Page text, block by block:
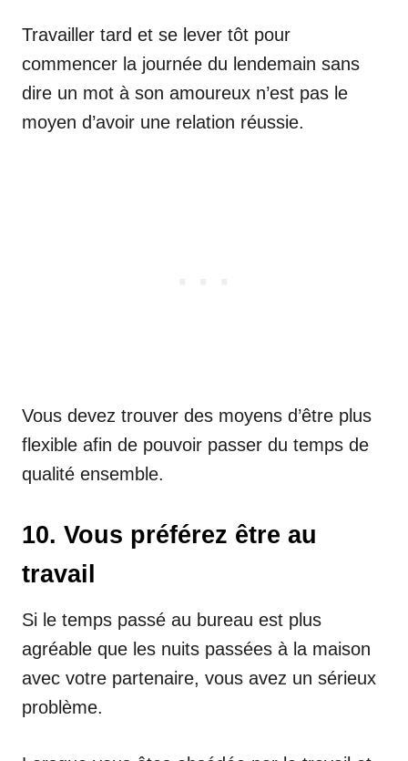
Travailler tard et se lever tôt pour
commencer la journée du lendemain sans
dire un mot à son amoureux n’est pas le
moyen d’avoir une relation réussie.
Vous devez trouver des moyens d’être plus
flexible afin de pouvoir passer du temps de
qualité ensemble.
10. Vous préférez être au
travail
Si le temps passé au bureau est plus
agréable que les nuits passées à la maison
avec votre partenaire, vous avez un sérieux
problème.